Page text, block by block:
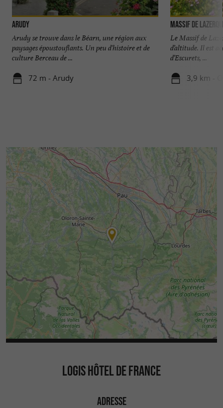
Arudy
Arudy se trouve dans le Béarn, une région aux
paysages époustouflants. Un peu d'histoire et de
culture Berceau de ...
72 m - Arudy
Massif de
Le Massif de
d’altitude. Il est
d’Escurets, ...
3,9 km -
LOGIS HÔTEL DE FRANCE
ADRESSE